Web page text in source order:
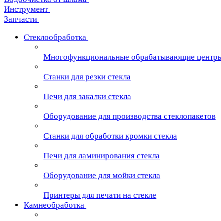
Инструмент
Запчасти
Стеклообработка
Многофункциональные обрабатывающие
Станки для резки стекла
Печи для закалки стекла
Оборудование для производства стеклопакетов
Станки для обработки кромки стекла
Печи для ламинирования стекла
Оборудование для мойки стекла
Принтеры для печати на стекле
Камнеобработка